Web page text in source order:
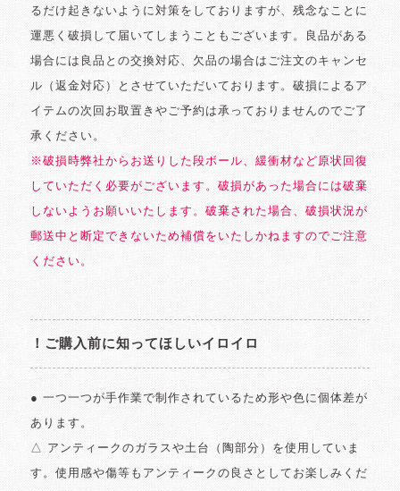
るだけ起きないように対策をしておりますが、残念なことに
運悪く破損して届いてしまうこともございます。良品がある
場合には良品との交換対応、欠品の場合はご注文のキャンセ
ル（返金対応）とさせていただいております。破損によるア
イテムの次回お取置きやご予約は承っておりませんのでご了
承ください。
※破損時弊社からお送りした段ボール、緩衝材など原状回復
していただく必要がございます。破損があった場合には破棄
しないようお願いいたします。破棄された場合、破損状況が
郵送中と断定できないため補償をいたしかねますのでご注意
ください。
！ご購入前に知ってほしいイロイロ
● 一つ一つが手作業で制作されているため形や色に個体差が
あります。
△ アンティークのガラスや土台（陶部分）を使用していま
す。使用感や傷等もアンティークの良さとしてお楽しみくだ